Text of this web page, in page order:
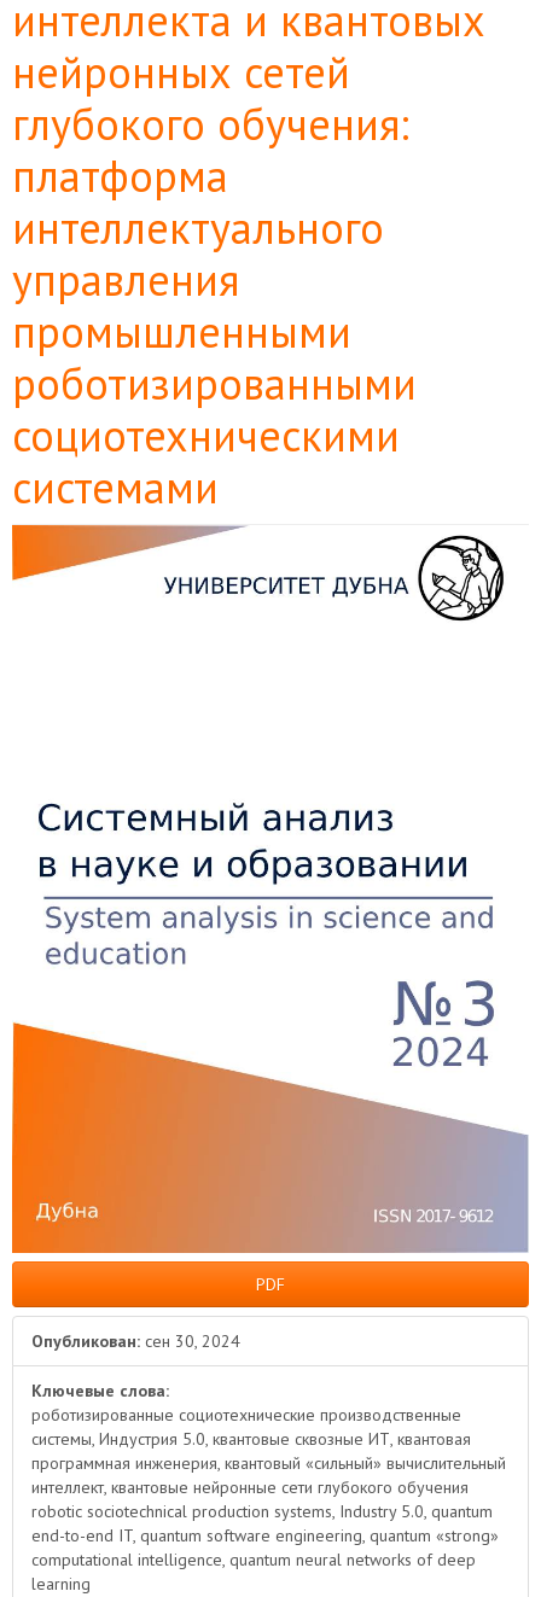
интеллекта и квантовых
нейронных сетей
глубокого обучения:
платформа
интеллектуального
управления
промышленными
роботизированными
социотехническими
системами
Боковая
панель
PDF
Опубликован: сен 30, 2024
Ключевые слова:
роботизированные социотехнические производственные
системы, Индустрия 5.0, квантовые сквозные ИТ, квантовая
программная инженерия, квантовый «сильный» вычислительный
интеллект, квантовые нейронные сети глубокого обучения
robotic sociotechnical production systems, Industry 5.0, quantum
end-to-end IT, quantum software engineering, quantum «strong»
computational intelligence, quantum neural networks of deep
learning